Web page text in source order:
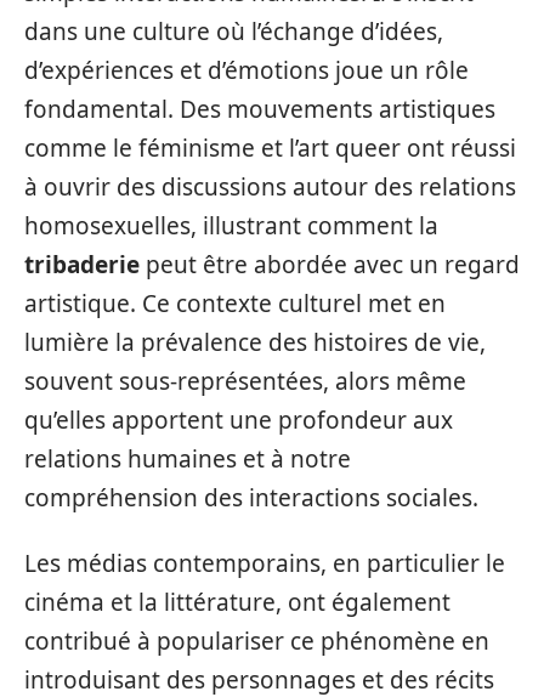
dans une culture où l’échange d’idées,
d’expériences et d’émotions joue un rôle
fondamental. Des mouvements artistiques
comme le féminisme et l’art queer ont réussi
à ouvrir des discussions autour des relations
homosexuelles, illustrant comment la
tribaderie peut être abordée avec un regard
artistique. Ce contexte culturel met en
lumière la prévalence des histoires de vie,
souvent sous-représentées, alors même
qu’elles apportent une profondeur aux
relations humaines et à notre
compréhension des interactions sociales.
Les médias contemporains, en particulier le
cinéma et la littérature, ont également
contribué à populariser ce phénomène en
introduisant des personnages et des récits